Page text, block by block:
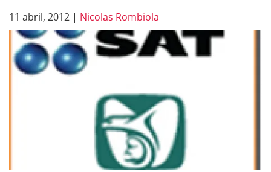
11 abril, 2012 | Nicolas Rombiola